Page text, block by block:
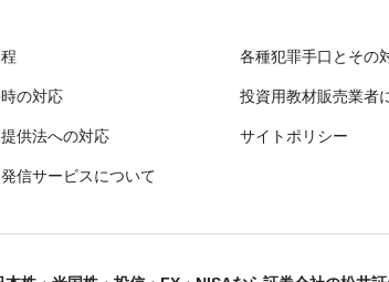
各種犯罪手口とその
の対応 投資用教材販売業者
供法への対応 サイトポリシー
信サービスについて